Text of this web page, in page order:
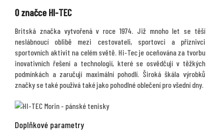
O značce HI-TEC
Britská značka vytvořená v roce 1974. Již mnoho let se těší
neslábnoucí oblibě mezi cestovateli, sportovci a příznivci
sportovních aktivit na celém světě. Hi-Tec je oceňována za tvorbu
inovativních řešení a technologií, které se osvědčují v těžkých
podmínkách a zaručují maximální pohodlí. Široká škála výrobků
značky se také používá také jako pohodlné oblečení pro všední dny.
Doplňkové parametry